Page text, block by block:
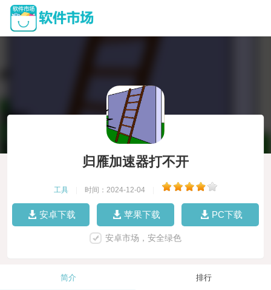
归雁加速器打不开
工具 时间：2024-12-04
安卓下载 苹果下载 PC下载
安卓市场，安全绿色
简介 排行